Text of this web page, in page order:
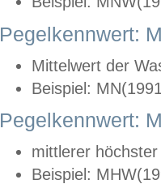
Pegelkennwert:
Mittelwert der
Beispiel:
Pegelkennwert:
mittlerer
Beispiel: